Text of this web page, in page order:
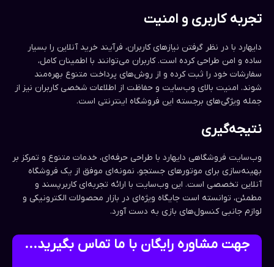
تجربه کاربری و امنیت
دایهارد با در نظر گرفتن نیازهای کاربران، فرآیند خرید آنلاین را بسیار
ساده و امن طراحی کرده است. کاربران می‌توانند با اطمینان کامل،
سفارشات خود را ثبت کرده و از روش‌های پرداخت متنوع بهره‌مند
شوند. امنیت بالای وب‌سایت و حفاظت از اطلاعات شخصی کاربران نیز از
جمله ویژگی‌های برجسته این فروشگاه اینترنتی است.
نتیجه‌گیری
وب‌سایت فروشگاهی دایهارد با طراحی حرفه‌ای، خدمات متنوع و تمرکز بر
بهینه‌سازی برای موتورهای جستجو، نمونه‌ای موفق از یک فروشگاه
آنلاین تخصصی است. این وب‌سایت با ارائه تجربه‌ای کاربرپسند و
مطمئن، توانسته است جایگاه ویژه‌ای در بازار محصولات الکترونیکی و
لوازم جانبی کنسول‌های بازی به دست آورد.
جهت مشاوره رایگان با ما تماس بگیرید...